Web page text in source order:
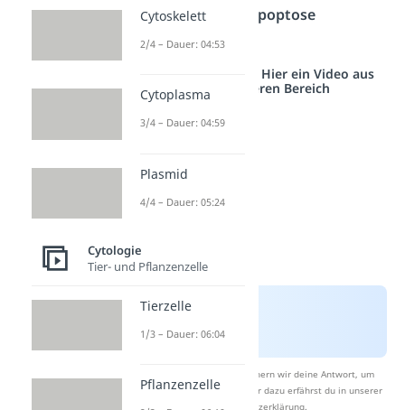
stressinduzierte Apoptose
unterteilen.
Studyflix vernetzt: Hier ein Video aus
einem anderen Bereich
Nach Beantwortung speichern wir deine Antwort, um
Studyflix zu verbessern. Mehr dazu erfährst du in unserer
Datenschutzerklärung
Cytoskelett
2/4 – Dauer: 04:53
Cytoplasma
3/4 – Dauer: 04:59
Plasmid
4/4 – Dauer: 05:24
Cytologie
Tier- und Pflanzenzelle
Tierzelle
1/3 – Dauer: 06:04
Pflanzenzelle